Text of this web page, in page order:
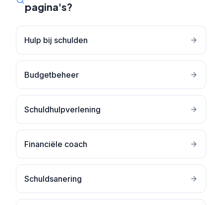
pagina's?
Hulp bij schulden
Budgetbeheer
Schuldhulpverlening
Financiële coach
Schuldsanering